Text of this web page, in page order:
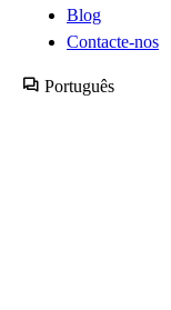
Blog
Contacte-nos
Português